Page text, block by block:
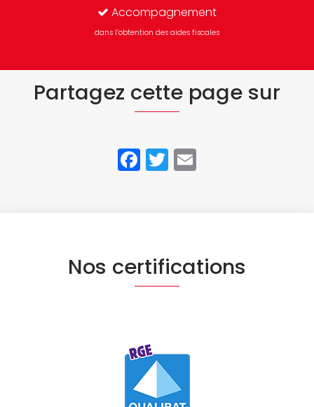
Accompagnement
dans l’obtention des aides fiscales
Partagez cette page sur
Facebook
Twitter
Nos certifications